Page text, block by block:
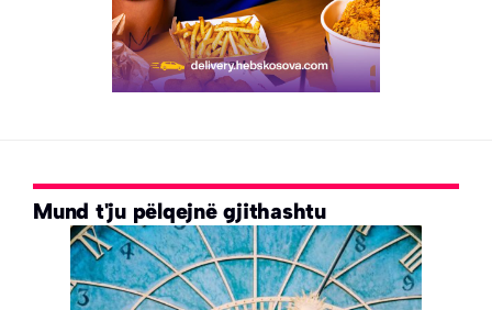
Mund t'ju pëlqejnë gjithashtu